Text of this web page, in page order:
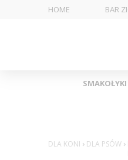
HOME BAR
DLA KONI › DLA PSÓW ›